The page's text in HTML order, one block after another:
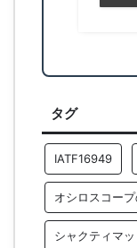
タグ
IATF16949
オシロスコー
シャクティマッ